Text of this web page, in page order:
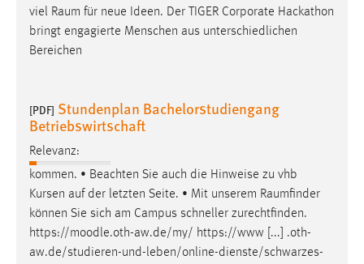
viel Raum für neue Ideen. Der TIGER Corporate Hackathon
bringt engagierte Menschen aus unterschiedlichen
Bereichen
[PDF] Stundenplan Bachelorstudiengang
Betriebswirtschaft
Relevanz:
kommen. • Beachten Sie auch die Hinweise zu vhb
Kursen auf der letzten Seite. • Mit unserem Raumfinder
können Sie sich am Campus schneller zurechtfinden.
https://moodle.oth-aw.de/my/ https://www [...] .oth-
aw.de/studieren-und-leben/online-dienste/schwarzes-